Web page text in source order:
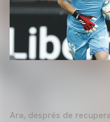
Ara, després de